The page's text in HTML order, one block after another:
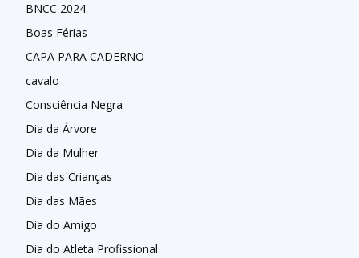
BNCC 2024
Boas Férias
CAPA PARA CADERNO
cavalo
Consciência Negra
Dia da Árvore
Dia da Mulher
Dia das Crianças
Dia das Mães
Dia do Amigo
Dia do Atleta Profissional